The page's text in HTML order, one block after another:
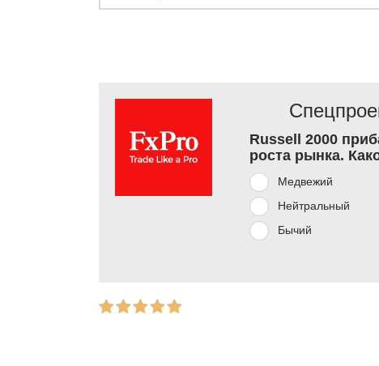
Russell 2000
роста рынка.
Медвежий
Нейтральный
Бычий